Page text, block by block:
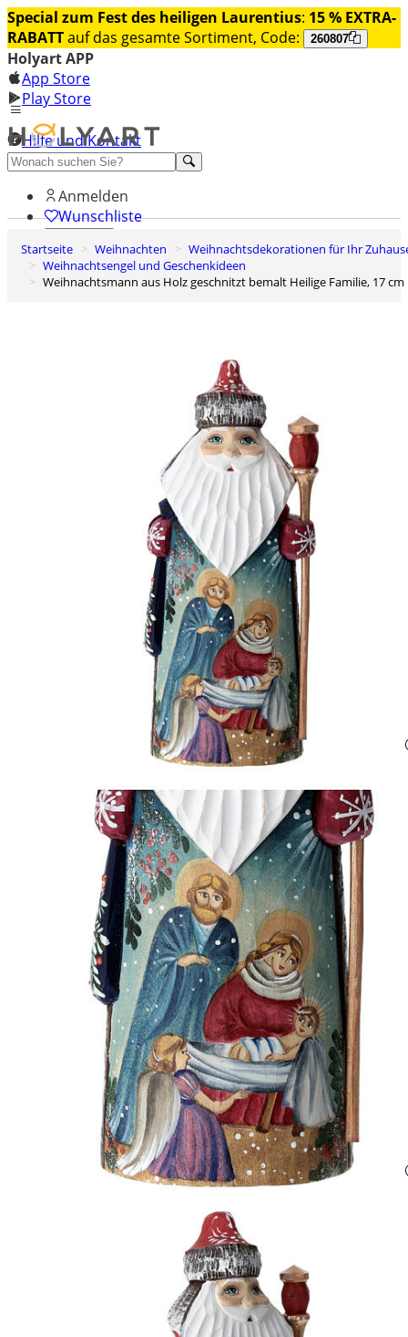
Special zum Fest des heiligen Laurentius: 15 % EXTRA-
RABATTauf das gesamte Sortiment, Code: 260807
Holyart APP
App Store
Play Store
Hilfe und Kontakt
Entdecken Sie Premium
Anmelden
Wunschliste
0
Warenkorb
Startseite Weihnachten
Weihnachtsdekorationen für Ihr
Weihnachtsengel und Geschenkideen
Weihnachtsmann aus Holz geschnitzt bemalt Heilige Familie, 17 cm